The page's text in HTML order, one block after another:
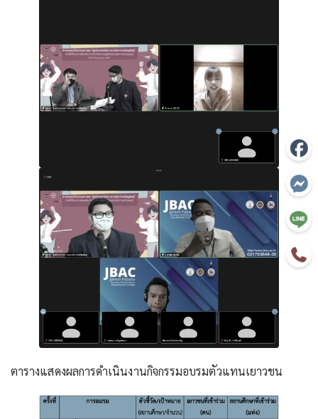
ตารางแสดงผลการดำเนินงานกิจกรรมอบรมตัวแทนเยาวชน